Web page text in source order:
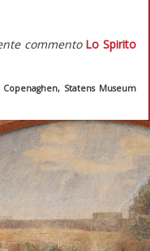
commento Lo Spirito
Copenaghen, Statens Museum